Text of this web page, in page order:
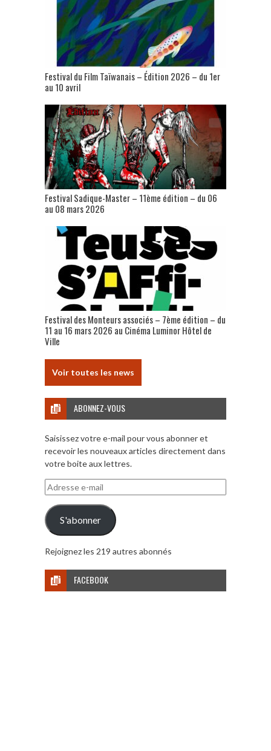
Festival du Film Taïwanais – Édition 2026 – du 1er
au 10 avril
Festival Sadique-Master – 11ème édition – du 06
au 08 mars 2026
Festival des Monteurs associés – 7ème édition – du
11 au 16 mars 2026 au Cinéma Luminor Hôtel de
Ville
Voir toutes les news
ABONNEZ-VOUS
Saisissez votre e-mail pour vous abonner et
recevoir les nouveaux articles directement dans
votre boite aux lettres.
Adresse
e-
mail
S'abonner
Rejoignez les 219 autres abonnés
FACEBOOK